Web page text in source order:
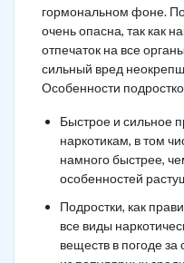
гормональном фоне.
очень опасна, так как
отпечаток на все
сильный вред
Особенности
Быстрое и сильное
наркотикам, в том
намного быстрее,
особенностей
Подростки, как
все виды
веществ в погоде